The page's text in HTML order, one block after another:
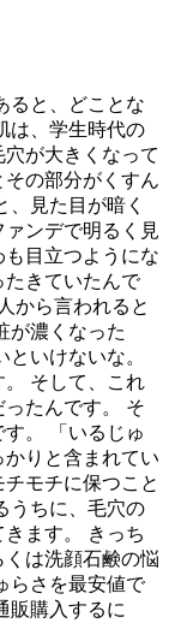
ると、どことな
は、学生時代の
が大きくなって
の部分がくすん
見た目が暗く
ンデで明るく見
目立つようにな
たきていたんで
から言われると
が濃くなった
いけないな。
そして、これ
たんです。 そ
。 「いるじゅ
りと含まれてい
モチに保つこと
うちに、毛穴の
ます。 きっち
は洗顔石鹸の悩
らさを最安値で
販購入するに